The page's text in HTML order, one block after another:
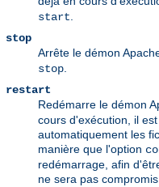
start.
stop
Arrête le démon
stop.
restart
Redémarre le démon
cours d'exécution, il
automatiquement les
manière que l'option
redémarrage, afin
ne sera pas